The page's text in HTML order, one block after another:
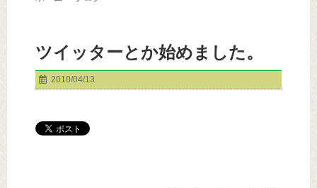
ツイッターとか始めました。
2010/04/13